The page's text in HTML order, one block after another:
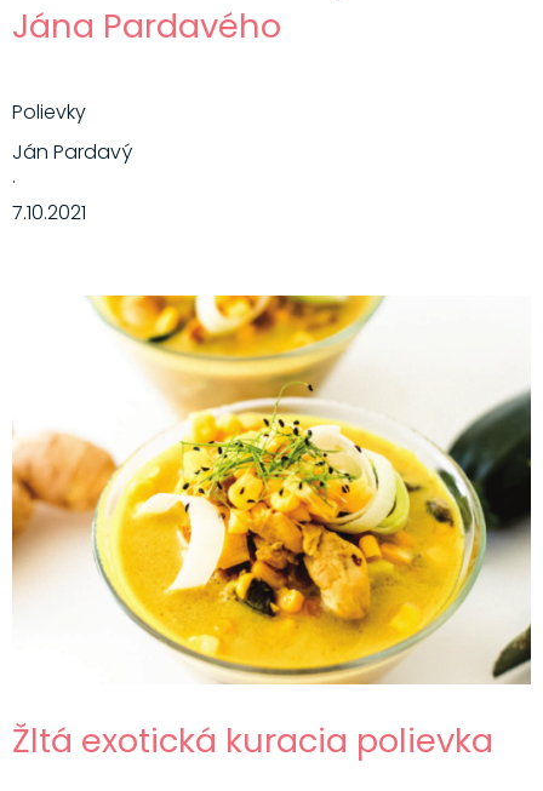
Jána Pardavého
Polievky
Ján Pardavý
·
7.10.2021
Žltá exotická kuracia polievka